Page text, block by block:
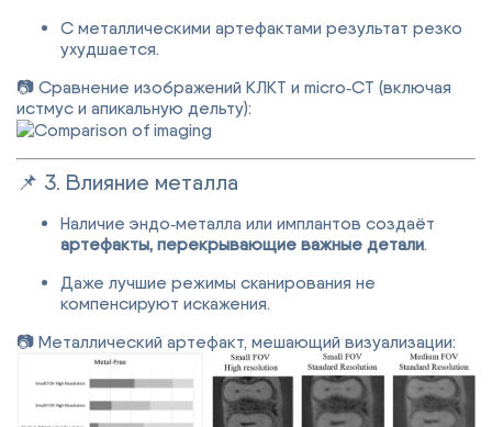
С металлическими артефактами результат резко
ухудшается.
📷 Сравнение изображений КЛКТ и micro‑CT (включая
истмус и апикальную дельту):
📌 3. Влияние металла
Наличие эндо‑металла или имплантов создаёт
артефакты, перекрывающие важные детали.
Даже лучшие режимы сканирования не
компенсируют искажения.
📷 Металлический артефакт, мешающий визуализации: